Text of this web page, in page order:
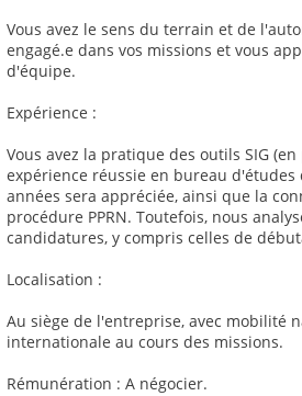
Vous avez le sens du terrain et de
engagé.e dans vos missions et vous
d'équipe.
Expérience :
Vous avez la pratique des outils SIG
expérience réussie en bureau
années sera appréciée, ainsi que la
procédure PPRN. Toutefois, nous
candidatures, y compris celles de
Localisation :
Au siège de l'entreprise, avec mobilité
internationale au cours des missions.
Rémunération : A négocier.